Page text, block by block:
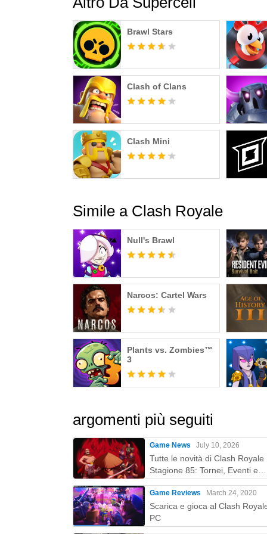
Brawl Stars
Clash of Clans
Clash Mini
Simile a Clash Royale
Null's Brawl
Narcos: Cartel Wars
Plants vs. Zombies™
3
argomenti più seguiti
Game News July 10, 2026
Tutte le novità di Clash Royale
Stagione 85: Tornei, Eventi e
Ricompense di Luglio 2026
Game Reviews March 24, 2020
Scarica e gioca al Clash
PC